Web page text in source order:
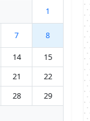
1
7
8
14
15
21
22
28
29